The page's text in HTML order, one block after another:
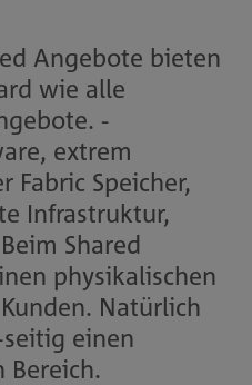
Angebote bieten
wie alle
-
extrem
Fabric Speicher,
Infrastruktur,
Shared
physikalischen
Natürlich
einen
Bereich.